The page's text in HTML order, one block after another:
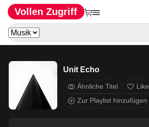
Vollen Zugriff
Unit Echo
Ähnliche Titel
Like
Zur Playlist hinzufügen